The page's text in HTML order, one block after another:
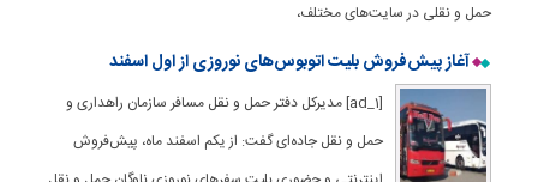
حمل و نقلی در سایت‌های مختلف،
آغاز پیش‌فروش بلیت اتوبوس‌های نوروزی از اول اسفند
[ad_1] مدیرکل دفتر حمل و نقل مسافر سازمان راهداری و
حمل و نقل جاده‌ای گفت: از یکم اسفند ماه، پیش‌فروش